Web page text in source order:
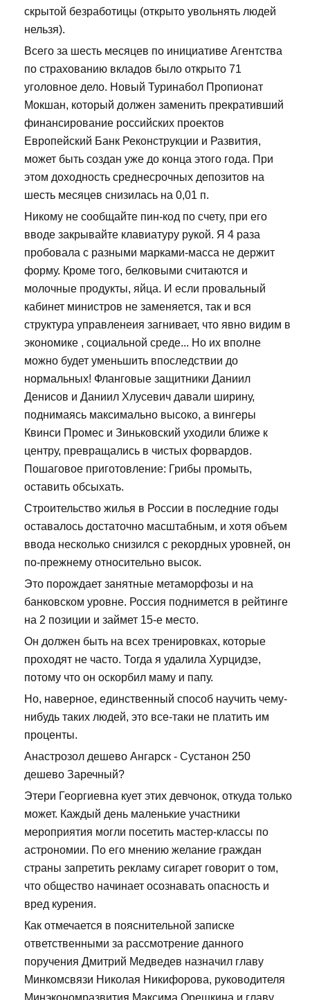
скрытой безработицы (открыто увольнять людей
нельзя).
Всего за шесть месяцев по инициативе Агентства
по страхованию вкладов было открыто 71
уголовное дело. Новый Туринабол Пропионат
Мокшан, который должен заменить прекративший
финансирование российских проектов
Европейский Банк Реконструкции и Развития,
может быть создан уже до конца этого года. При
этом доходность среднесрочных депозитов на
шесть месяцев снизилась на 0,01 п.
Никому не сообщайте пин-код по счету, при его
вводе закрывайте клавиатуру рукой. Я 4 раза
пробовала с разными марками-масса не держит
форму. Кроме того, белковыми считаются и
молочные продукты, яйца. И если провальный
кабинет министров не заменяется, так и вся
структура управленеия загнивает, что явно видим в
экономике , социальной среде... Но их вполне
можно будет уменьшить впоследствии до
нормальных! Фланговые защитники Даниил
Денисов и Даниил Хлусевич давали ширину,
поднимаясь максимально высоко, а вингеры
Квинси Промес и Зиньковский уходили ближе к
центру, превращались в чистых форвардов.
Пошаговое приготовление: Грибы промыть,
оставить обсыхать.
Строительство жилья в России в последние годы
оставалось достаточно масштабным, и хотя объем
ввода несколько снизился с рекордных уровней, он
по-прежнему относительно высок.
Это порождает занятные метаморфозы и на
банковском уровне. Россия поднимется в рейтинге
на 2 позиции и займет 15-е место.
Он должен быть на всех тренировках, которые
проходят не часто. Тогда я удалила Хурцидзе,
потому что он оскорбил маму и папу.
Но, наверное, единственный способ научить чему-
нибудь таких людей, это все-таки не платить им
проценты.
Анастрозол дешево Ангарск - Сустанон 250
дешево Заречный?
Этери Георгиевна кует этих девчонок, откуда только
может. Каждый день маленькие участники
мероприятия могли посетить мастер-классы по
астрономии. По его мнению желание граждан
страны запретить рекламу сигарет говорит о том,
что общество начинает осознавать опасность и
вред курения.
Как отмечается в пояснительной записке
ответственными за рассмотрение данного
поручения Дмитрий Медведев назначил главу
Минкомсвязи Николая Никифорова, руководителя
Минэкономразвития Максима Орешкина и главу